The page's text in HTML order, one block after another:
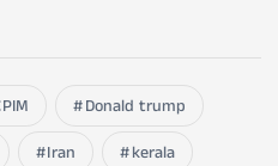
Donald trump
Iran
kerala